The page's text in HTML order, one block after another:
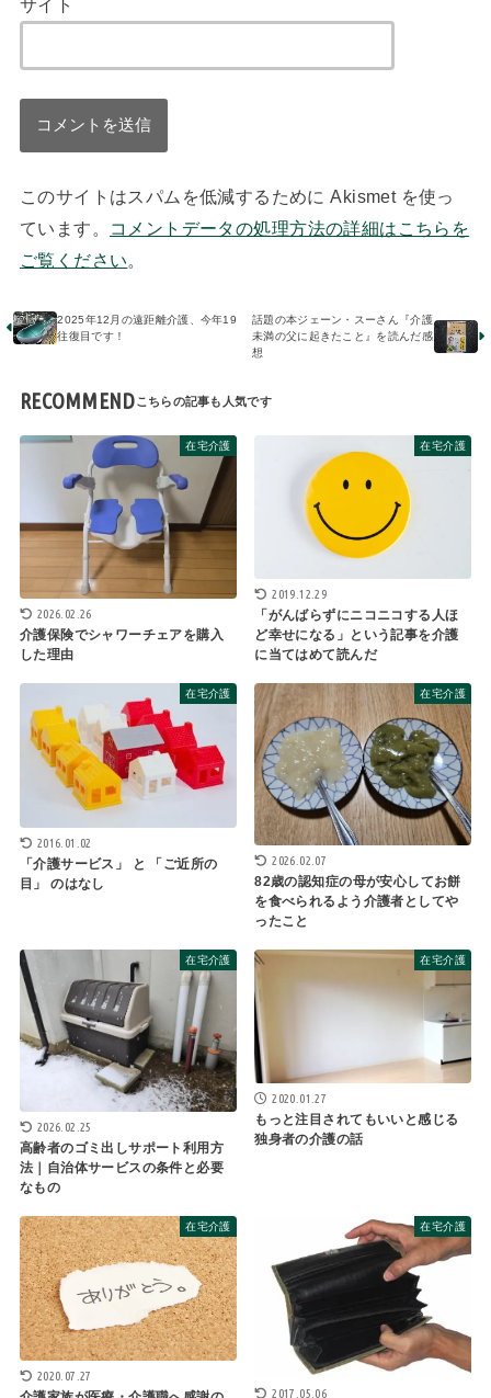
サイト
このサイトはスパムを低減するために Akismet を使っ
ています。
コメントデータの処理方法の詳細はこちらを
ご覧ください。
2025年12月の遠距離介護、今年19
往復目です！
話題の本ジェーン・スーさん『介護
未満の父に起きたこと』を読んだ感
想
RECOMMEND
在宅介護
2026.02.26
介護保険でシャワーチェアを購入
した理由
在宅介護
2019.12.29
「がんばらずにニコニコする人ほ
ど幸せになる」という記事を介護
に当てはめて読んだ
在宅介護
2016.01.02
「介護サービス」 と 「ご近所の
目」 のはなし
在宅介護
2026.02.07
82歳の認知症の母が安心してお餅
を食べられるよう介護者としてや
ったこと
在宅介護
2026.02.25
高齢者のゴミ出しサポート利用方
法｜自治体サービスの条件と必要
なもの
在宅介護
2020.01.27
もっと注目されてもいいと感じる
独身者の介護の話
在宅介護
2020.07.27
在宅介護
2017.05.06